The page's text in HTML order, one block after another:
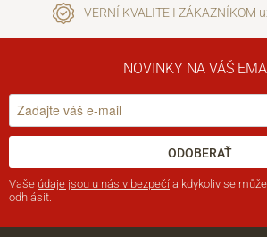
VERNÍ KVALITE I ZÁKAZNÍKOM
NOVINKY NA VÁŠ
ODOBERAŤ
Vaše údaje jsou u nás v bezpečí a kdykoliv se
odhlásit.